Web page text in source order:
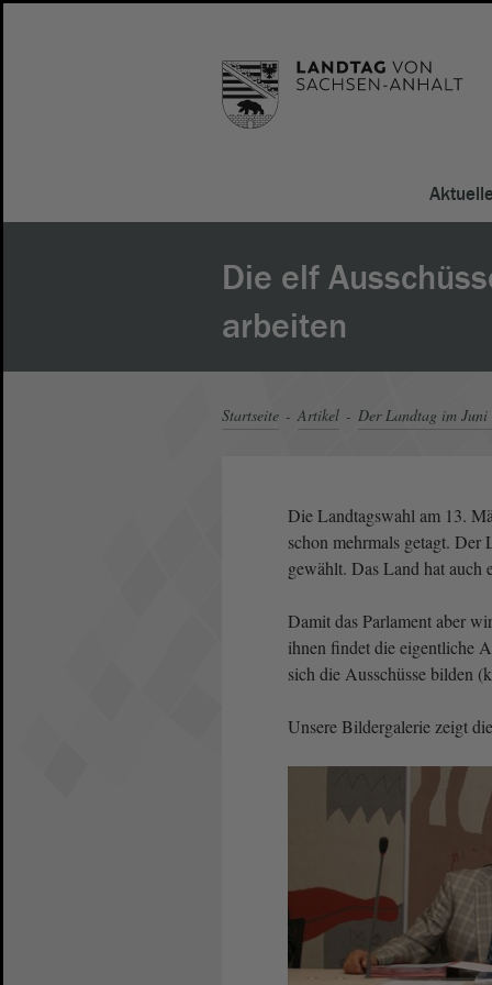
Die elf
arbeiten
Startseite Artikel Der Landtag im
Die Landtagswahl am 13.
schon mehrmals getagt. Der
gewählt. Das Land hat auch
Damit das Parlament aber
ihnen findet die eigentliche
sich die Ausschüsse bilden
Unsere Bildergalerie zeigt